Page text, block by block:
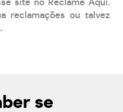
site no Reclame Aqui.
reclamações ou talvez
se